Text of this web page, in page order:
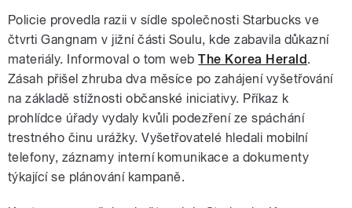
Policie provedla razii v sídle společnosti Starbucks ve
čtvrti Gangnam v jižní části Soulu, kde zabavila důkazní
materiály. Informoval o tom webThe Korea Herald.
Zásah přišel zhruba dva měsíce po zahájení vyšetřování
na základě stížnosti občanské iniciativy. Příkaz k
prohlídce úřady vydaly kvůli podezření ze spáchání
trestného činu urážky. Vyšetřovatelé hledali mobilní
telefony, záznamy interní komunikace a dokumenty
týkající se plánování kampaně.